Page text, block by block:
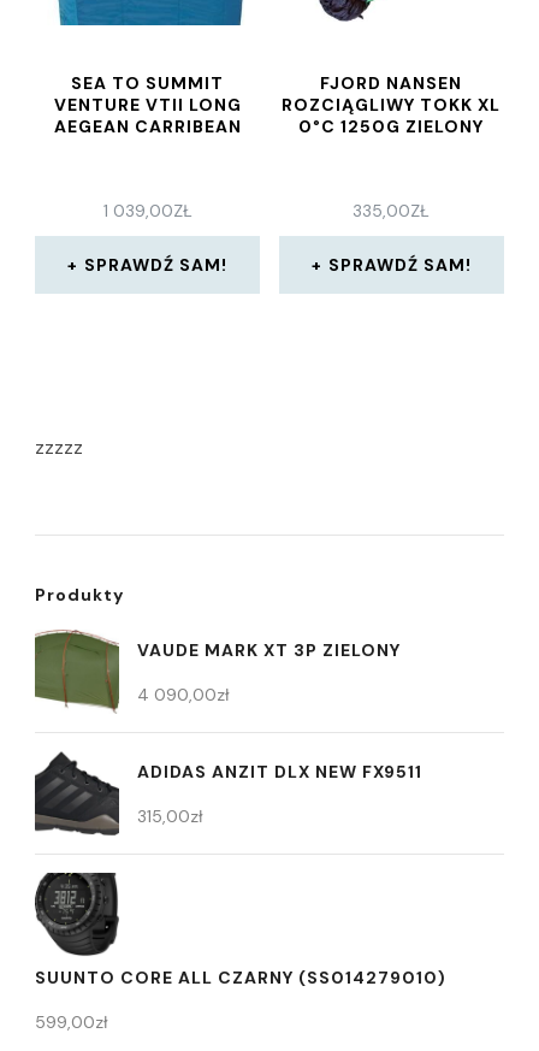
SEA TO SUMMIT
VENTURE VTII LONG
AEGEAN CARRIBEAN
1 039,00ZŁ
SPRAWDŹ SAM!
FJORD NANSEN
ROZCIĄGLIWY TOKK XL
0°C 1250G ZIELONY
335,00ZŁ
SPRAWDŹ SAM!
zzzzz
Produkty
VAUDE MARK XT 3P ZIELONY
4 090,00zł
ADIDAS ANZIT DLX NEW FX9511
315,00zł
SUUNTO CORE ALL CZARNY (SS014279010)
599,00zł